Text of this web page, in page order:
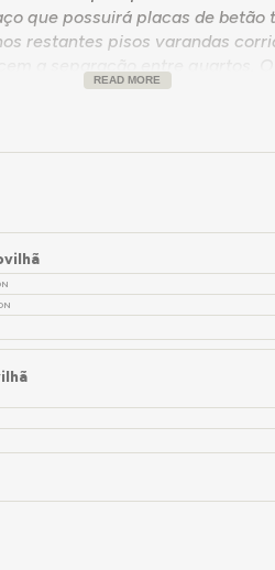
que possuirá placas de
restantes pisos varandas
balanço marcará o
READ MORE